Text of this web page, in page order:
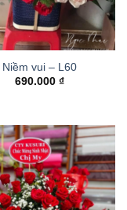
Niềm vui – L60
690.000 ₫